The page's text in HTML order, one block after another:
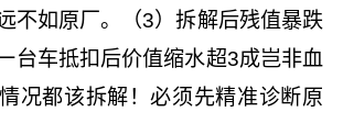
不如原厂。（3）拆解后残值暴跌
车抵扣后价值缩水超3成岂非血
况都该拆解！必须先精准诊断原